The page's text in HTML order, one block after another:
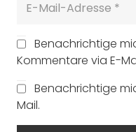
Benachrichtige
Kommentare via E-
Benachrichtige
Mail.